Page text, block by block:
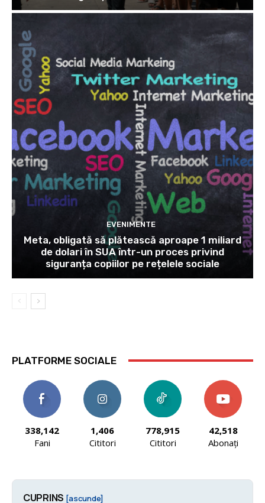
EVENIMENTE
Meta, obligată să plătească aproape 1 miliard
de dolari în SUA într-un proces privind
siguranța copiilor pe rețelele sociale
PLATFORME SOCIALE
338,142
Fani
1,406
Cititori
778,915
Cititori
42,518
Abonați
CUPRINS [ascunde]